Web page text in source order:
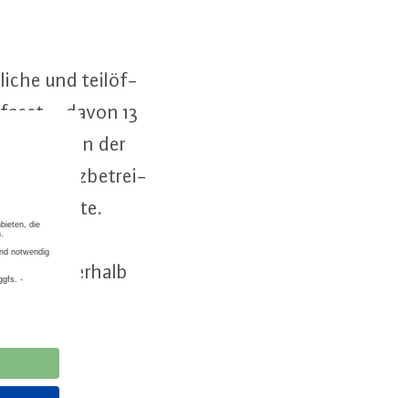
und tei­l­öf­
– davon 13
der
Park­platz­be­trei­
unterhalb